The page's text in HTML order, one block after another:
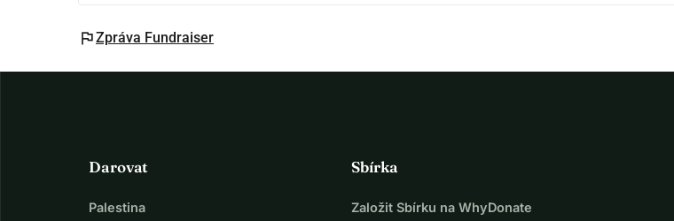
flagZpráva Fundraiser
Darovat
Palestina
Sbírka
Založit Sbírku na WhyDonate